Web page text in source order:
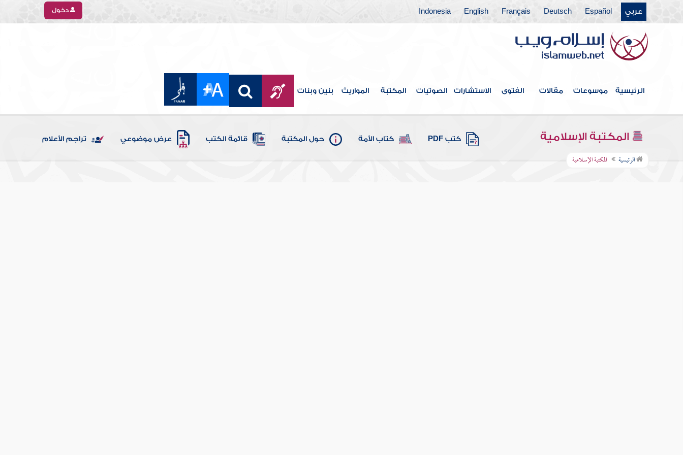
عربي Español
Deutsch
Français
English
Indonesia دخول
الرئيسية موسوعات مقالات الفتوى الاستشارات الصوتيات المكتبة المواريث بنين وبنات
المكتبة الإسلامية كتب PDF كتاب الأمة حول المكتبة قائمة الكتب عرض موضوعي تراجم الأعلام
الرئيسية المكتبة الإسلامية